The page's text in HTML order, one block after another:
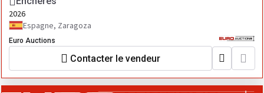
2026
Espagne, Zaragoza
Euro Auctions
Contacter le vendeur